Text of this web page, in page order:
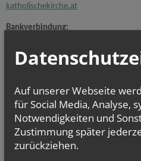
katholischekirche.at
Bankverbindung:
AT33 2011 1000 3796 0423
BIC: GIBAATWW
(Bei Überweisungen bitte unbedingt
Öffnungszeiten Pfarrkanzlei:
Montag, Dienstag, Freitag:
Donnerstag: 15:00–18:30 Uhr
NEWSLETTER
Auf unserer Webseite
für Social Media, Analyse,
Notwendigkeiten und
Zustimmung später
zurückziehen.